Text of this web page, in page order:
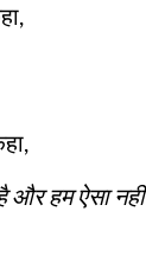
और हम ऐसा नहीं